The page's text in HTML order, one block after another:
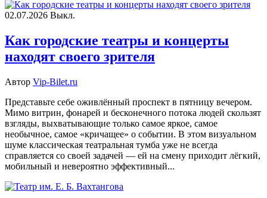
02.07.2026 Выкл.
Как городские театры и концерты
находят своего зрителя
Автор Vip-Bilet.ru
Представьте себе оживлённый проспект в пятницу вечером.
Мимо витрин, фонарей и бесконечного потока людей скользят
взгляды, выхватывающие только самое яркое, самое
необычное, самое «кричащее» о событии. В этом визуальном
шуме классическая театральная тумба уже не всегда
справляется со своей задачей — ей на смену приходит лёгкий,
мобильный и невероятно эффективный...